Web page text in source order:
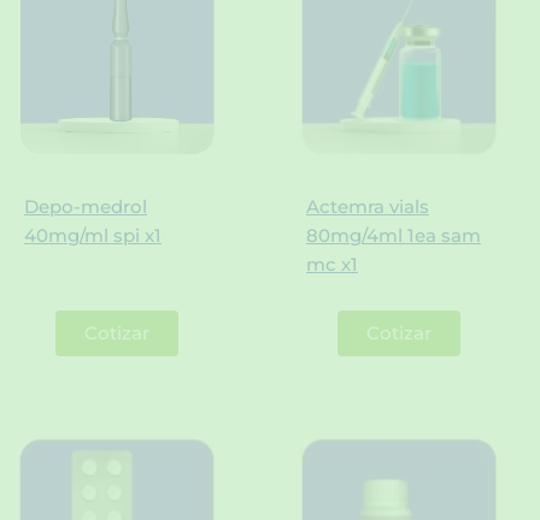
Depo-medrol
40mg/ml spi x1
Cotizar
Actemra vials
80mg/4ml 1ea sam
mc x1
Cotizar